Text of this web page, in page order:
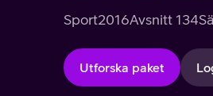
Sport2016Avsnitt 134
Utforska paket